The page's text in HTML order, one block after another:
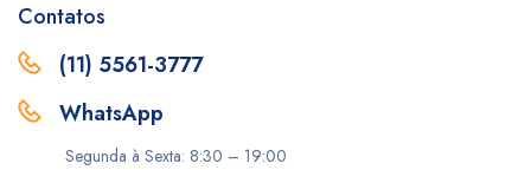
Contatos
(11) 5561-3777
WhatsApp
Segunda à Sexta: 8:30 – 19:00